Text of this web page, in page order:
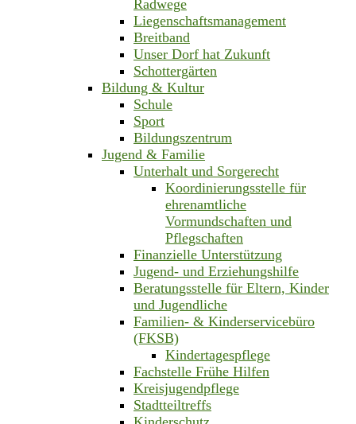
Radwege
Liegenschaftsmanagement
Breitband
Unser Dorf hat Zukunft
Schottergärten
Bildung & Kultur
Schule
Sport
Bildungszentrum
Jugend & Familie
Unterhalt und Sorgerecht
Koordinierungsstelle für
ehrenamtliche
Vormundschaften und
Pflegschaften
Finanzielle Unterstützung
Jugend- und Erziehungshilfe
Beratungsstelle für Eltern, Kinder
und Jugendliche
Familien- & Kinderservicebüro
(FKSB)
Kindertagespflege
Fachstelle Frühe Hilfen
Kreisjugendpflege
Stadtteiltreffs